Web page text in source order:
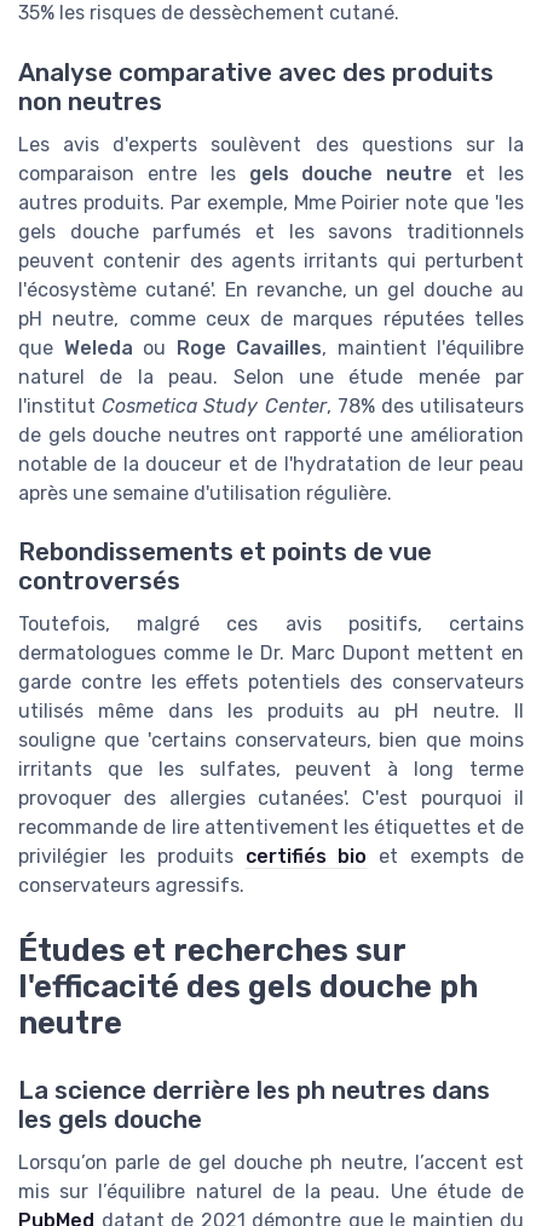
35% les risques de dessèchement cutané.
Analyse comparative avec des produits
non neutres
Les avis d'experts soulèvent des questions sur la
comparaison entre les gels douche neutre et les
autres produits. Par exemple, Mme Poirier note que 'les
gels douche parfumés et les savons traditionnels
peuvent contenir des agents irritants qui perturbent
l'écosystème cutané'. En revanche, un gel douche au
pH neutre, comme ceux de marques réputées telles
que Weleda ou Roge Cavailles, maintient l'équilibre
naturel de la peau. Selon une étude menée par
l'institutCosmetica Study Center, 78% des utilisateurs
de gels douche neutres ont rapporté une amélioration
notable de la douceur et de l'hydratation de leur peau
après une semaine d'utilisation régulière.
Rebondissements et points de vue
controversés
Toutefois, malgré ces avis positifs, certains
dermatologues comme le Dr. Marc Dupont mettent en
garde contre les effets potentiels des conservateurs
utilisés même dans les produits au pH neutre. Il
souligne que 'certains conservateurs, bien que moins
irritants que les sulfates, peuvent à long terme
provoquer des allergies cutanées'. C'est pourquoi il
recommande de lire attentivement les étiquettes et de
privilégier les produits certifiés bio et exempts de
conservateurs agressifs.
Études et recherches sur
l'efficacité des gels douche ph
neutre
La science derrière les ph neutres dans
les gels douche
Lorsqu’on parle de gel douche ph neutre, l’accent est
mis sur l’équilibre naturel de la peau. Une étude de
PubMed datant de 2021 démontre que le maintien du